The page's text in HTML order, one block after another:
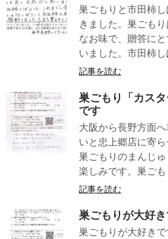
巣ごもりと市田柿
きました。巣ごも
なお味で、贈答に
いました。市田柿
記事を読む
巣ごもり「カス
です
大阪から長野方面
いと忠上郷店に寄ら
巣ごもりのまんじ
楽しみです。巣ご
記事を読む
巣ごもりが大好
巣ごもりが大好き